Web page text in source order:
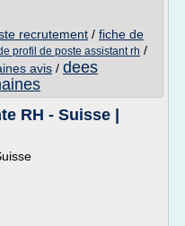
recrutement / fiche de
profil de poste assistant rh /
avis / dees
RH - Suisse |